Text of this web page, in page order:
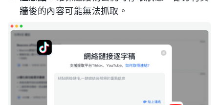
牆後的內容可能無法抓取。